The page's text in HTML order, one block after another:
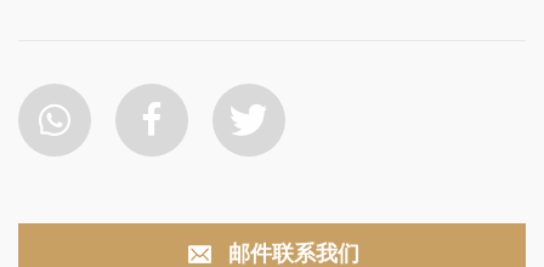
邮件联系我们